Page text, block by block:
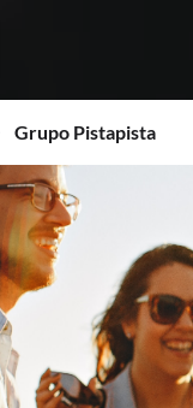
Grupo Pistapista